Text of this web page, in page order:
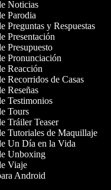
Noticias
Parodia
Preguntas y Respuestas
Presentación
Presupuesto
Pronunciación
Reacción
Recorridos de Casas
Reseñas
Testimonios
Tours
Tráiler Teaser
Tutoriales de Maquillaje
Un Día en la Vida
Unboxing
Viaje
Android